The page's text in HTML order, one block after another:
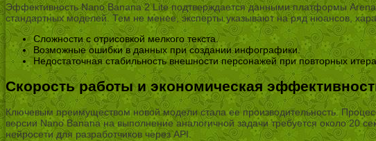
Эффективность Nano Banana 2 Lite подтверждается данными платформы
стандартных моделей. Тем не менее, эксперты указывают на ряд нюансов,
Сложности с отрисовкой мелкого текста.
Возможные ошибки в данных при создании инфографики.
Недостаточная стабильность внешности персонажей при повторных
Скорость работы и экономическая
Ключевым преимуществом новой модели стала ее производительность.
версии Nano Banana на выполнение аналогичной задачи требуется около 20
нейросети для разработчиков через API.